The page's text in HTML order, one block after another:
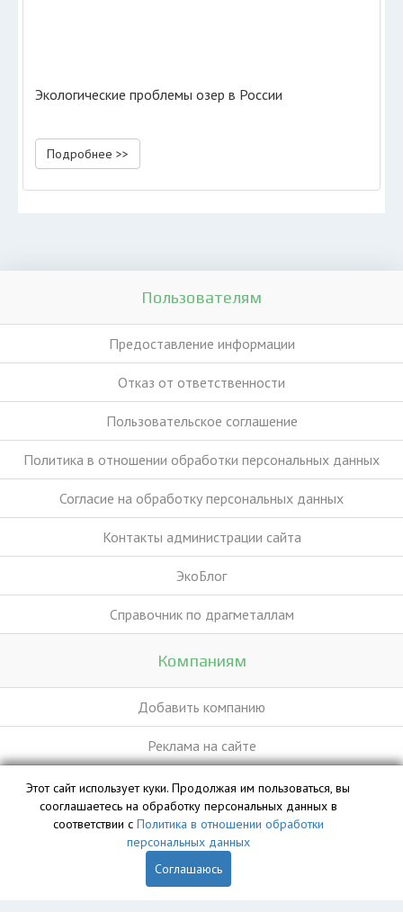
Экологические проблемы озер в России
Подробнее >>
Пользователям
Предоставление информации
Отказ от ответственности
Пользовательское соглашение
Политика в отношении обработки персональных данных
Согласие на обработку персональных данных
Контакты администрации сайта
ЭкоБлог
Справочник по драгметаллам
Компаниям
Добавить компанию
Реклама на сайте
База данных сайта vyvoz.org является интеллектуальной
собственностью ООО «Профит» и охраняется законом.
Этот сайт использует куки. Продолжая им пользоваться, вы
сооглашаетесь на обработку персональных данных в
соответствии с Политика в отношении обработки
персональных данных
Соглашаюсь